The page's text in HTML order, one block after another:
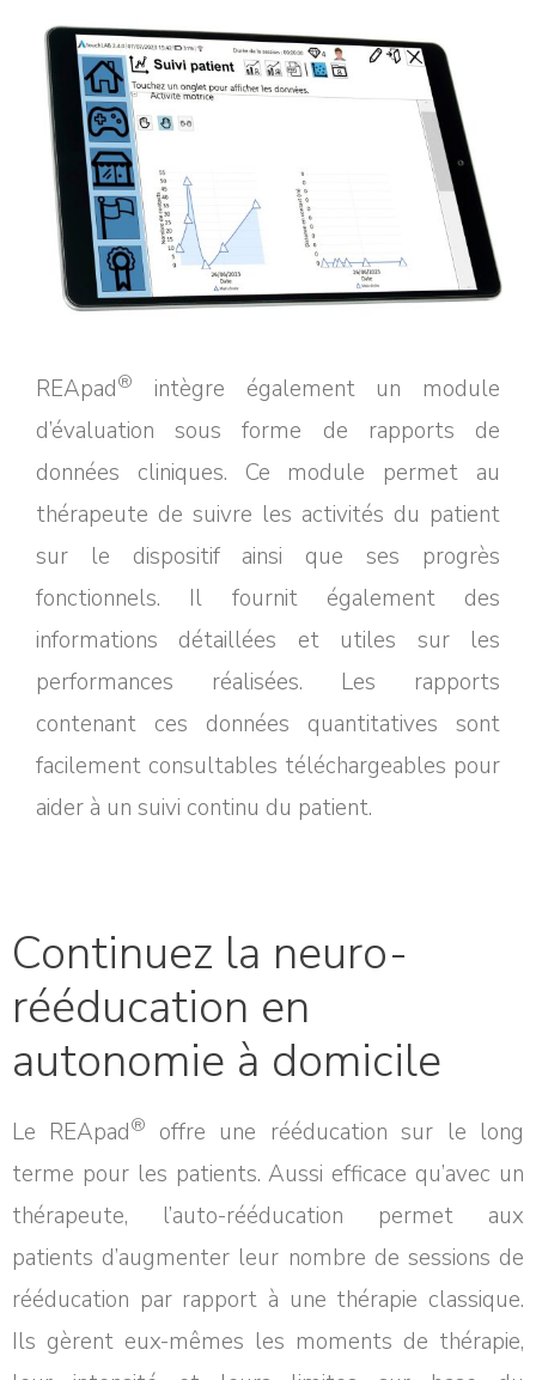
REApad®
intègre également un module
d’évaluation sous forme de rapports de
données cliniques. Ce module permet au
thérapeute de suivre les activités du patient
sur le dispositif ainsi que ses progrès
fonctionnels. Il fournit également des
informations détaillées et utiles sur les
performances réalisées. Les rapports
contenant ces données quantitatives sont
facilement consultables téléchargeables pour
aider à un suivi continu du patient.
Continuez la neuro-
rééducation en
autonomie à domicile
Le REApad® offre une rééducation sur le long
terme pour les patients. Aussi efficace qu’avec un
thérapeute, l’auto-rééducation permet aux
patients d’augmenter leur nombre de sessions de
rééducation par rapport à une thérapie classique.
Ils gèrent eux-mêmes les moments de thérapie,